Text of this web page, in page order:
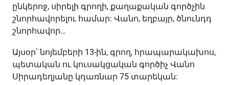
ընկերոջ, սիրելի գրողի, քաղաքական գործչին
շնորհավորելու համար: Վանո, եղբայր, ծնունդդ
շնորհավոր…
Այսօր՝ նոյեմբերի 13-ին, գրող, հրապարակախոս,
պետական ու կուսակցական գործիչ Վանո
Սիրադեղյանը կդառնար 75 տարեկան: